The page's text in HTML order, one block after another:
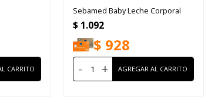
Sebamed Baby Leche Corporal
$ 1.092
$ 928
- +